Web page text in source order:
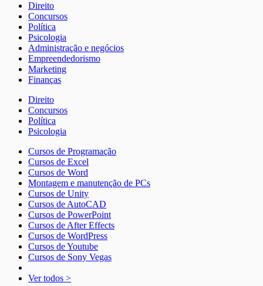
Direito
Concursos
Política
Psicologia
Administração e negócios
Empreendedorismo
Marketing
Finanças
Direito
Concursos
Política
Psicologia
Cursos de Programação
Cursos de Excel
Cursos de Word
Montagem e manutenção de PCs
Cursos de Unity
Cursos de AutoCAD
Cursos de PowerPoint
Cursos de After Effects
Cursos de WordPress
Cursos de Youtube
Cursos de Sony Vegas
Ver todos >